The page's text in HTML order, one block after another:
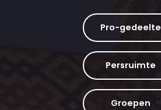
Pro-gedeelte
Persruimte
Groepen